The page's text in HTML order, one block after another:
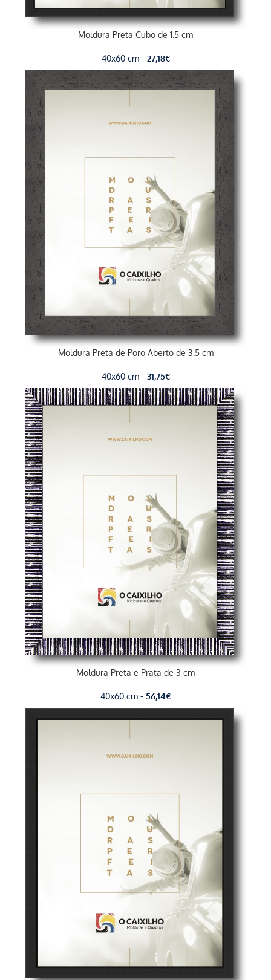
Moldura Preta Cubo de 1.5 cm
40x60 cm - 27,18€
Moldura Preta de Poro Aberto de 3.5 cm
40x60 cm - 31,75€
Moldura Preta e Prata de 3 cm
40x60 cm - 56,14€